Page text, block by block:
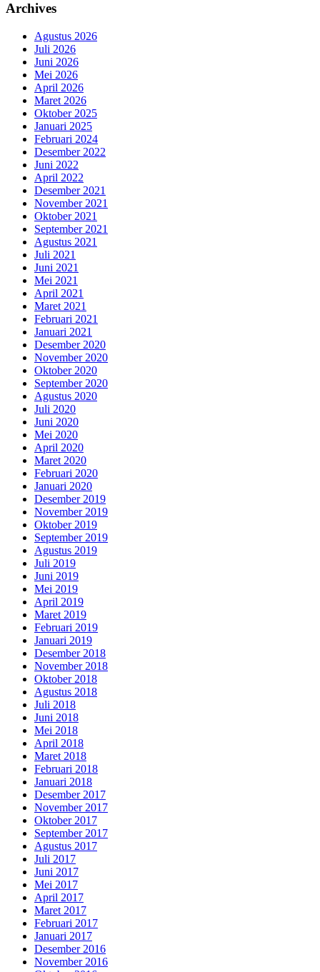
Archives
Agustus 2026
Juli 2026
Juni 2026
Mei 2026
April 2026
Maret 2026
Oktober 2025
Januari 2025
Februari 2024
Desember 2022
Juni 2022
April 2022
Desember 2021
November 2021
Oktober 2021
September 2021
Agustus 2021
Juli 2021
Juni 2021
Mei 2021
April 2021
Maret 2021
Februari 2021
Januari 2021
Desember 2020
November 2020
Oktober 2020
September 2020
Agustus 2020
Juli 2020
Juni 2020
Mei 2020
April 2020
Maret 2020
Februari 2020
Januari 2020
Desember 2019
November 2019
Oktober 2019
September 2019
Agustus 2019
Juli 2019
Juni 2019
Mei 2019
April 2019
Maret 2019
Februari 2019
Januari 2019
Desember 2018
November 2018
Oktober 2018
Agustus 2018
Juli 2018
Juni 2018
Mei 2018
April 2018
Maret 2018
Februari 2018
Januari 2018
Desember 2017
November 2017
Oktober 2017
September 2017
Agustus 2017
Juli 2017
Juni 2017
Mei 2017
April 2017
Maret 2017
Februari 2017
Januari 2017
Desember 2016
November 2016